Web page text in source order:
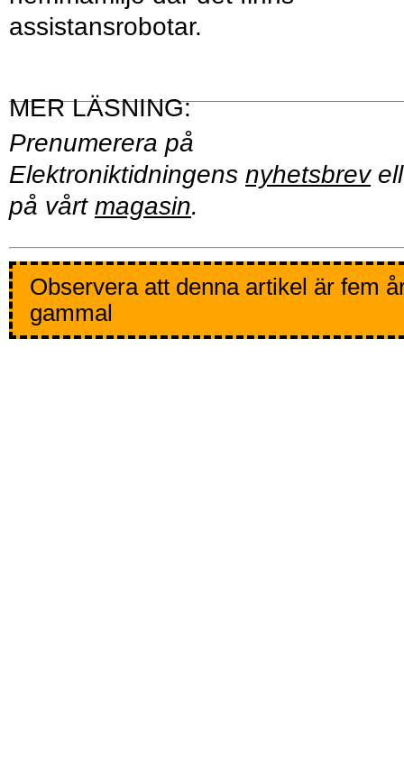
assistansrobotar.
Prenumerera på
Elektroniktidningens nyhetsbrev
på vårt magasin.
Observera att denna artikel är fem
gammal